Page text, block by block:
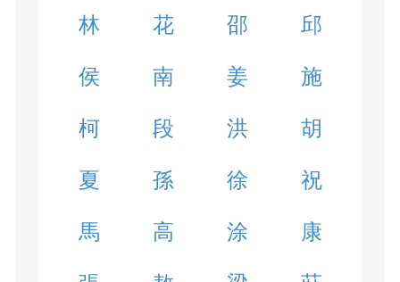
林 花 邵 邱
侯 南 姜 施
柯 段 洪 胡
夏 孫 徐 祝
馬 高 涂 康